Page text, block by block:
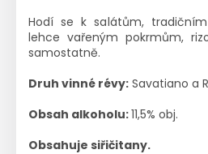
Hodí se k salátům,
lehce vařeným pokrmům,
samostatně.
Druh vinné révy: Savatiano a
Obsah alkoholu:11,5% obj.
Obsahuje siřičitany.